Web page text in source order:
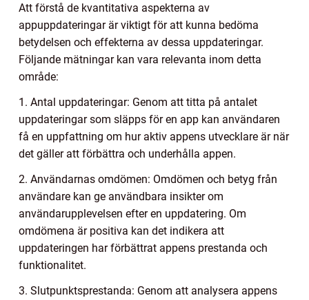
Att förstå de kvantitativa aspekterna av
appuppdateringar är viktigt för att kunna bedöma
betydelsen och effekterna av dessa uppdateringar.
Följande mätningar kan vara relevanta inom detta
område:
1. Antal uppdateringar: Genom att titta på antalet
uppdateringar som släpps för en app kan användaren
få en uppfattning om hur aktiv appens utvecklare är när
det gäller att förbättra och underhålla appen.
2. Användarnas omdömen: Omdömen och betyg från
användare kan ge användbara insikter om
användarupplevelsen efter en uppdatering. Om
omdömena är positiva kan det indikera att
uppdateringen har förbättrat appens prestanda och
funktionalitet.
3. Slutpunktsprestanda: Genom att analysera appens